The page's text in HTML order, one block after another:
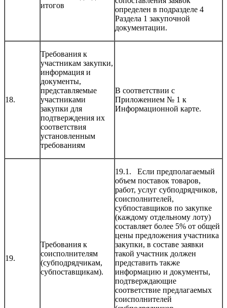
итогов
определен в подразделе 4
Раздела 1 закупочной
документации.
18.
Требования к
участникам закупки,
информация и
документы,
представляемые
участниками
закупки для
подтверждения их
соответствия
установленным
требованиям
В соответствии с
Приложением № 1 к
Информационной карте.
19.
Требования к
соисполнителям
(субподрядчикам,
субпоставщикам).
19.1. Если предполагаемый
объем поставок товаров,
работ, услуг субподрядчиков,
соисполнителей,
субпоставщиков по закупке
(каждому отдельному лоту)
составляет более 5% от общей
цены предложения участника
закупки, в составе заявки
такой участник должен
представить также
информацию и документы,
подтверждающие
соответствие предлагаемых
соисполнителей